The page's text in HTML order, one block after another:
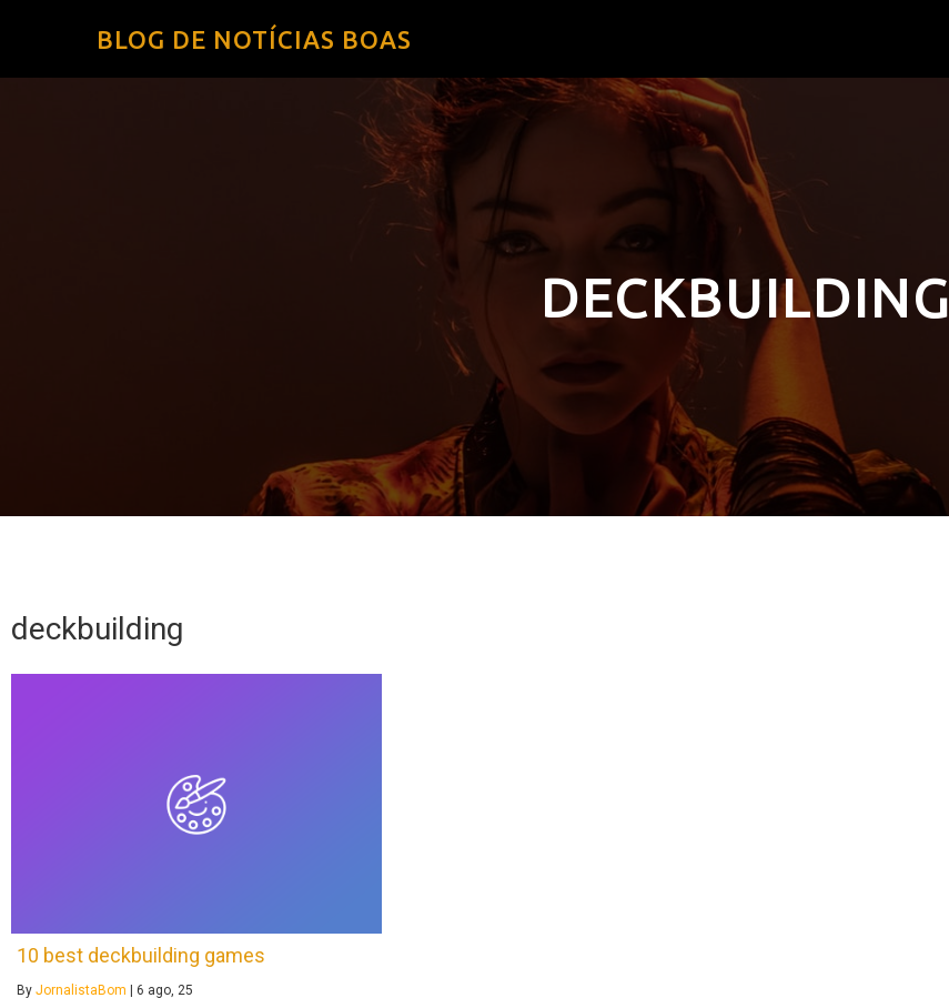
BLOG DE NOTÍCIAS BOAS
DECKBUILDING
deckbuilding
10 best deckbuilding games
By JornalistaBom | 6 ago, 25